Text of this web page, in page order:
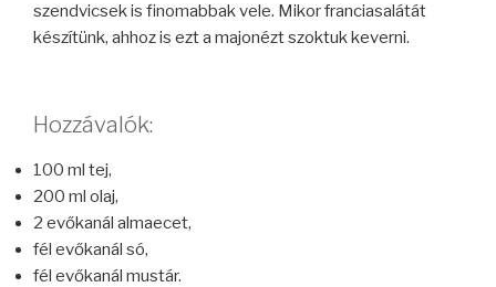
szendvicsek is finomabbak vele. Mikor franciasalátát
készítünk, ahhoz is ezt a majonézt szoktuk keverni.
Hozzávalók:
100 ml tej,
200 ml olaj,
2 evőkanál almaecet,
fél evőkanál só,
fél evőkanál mustár.